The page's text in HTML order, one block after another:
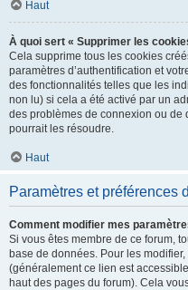
Haut
À quoi sert « Supprimer les
Cela supprime tous les cookies
paramètres d’authentification et
des fonctionnalités telles que les
non lu) si cela a été activé par un
des problèmes de connexion ou
pourrait les résoudre.
Haut
Paramètres et préférences
Comment modifier mes
Si vous êtes membre de ce forum,
base de données. Pour les
(généralement ce lien est
haut des pages du forum). Cela